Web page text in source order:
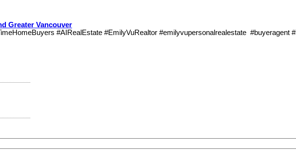
Greater Vancouver
#AIRealEstate #EmilyVuRealtor #emilyvupersonalrealestate #buyeragent